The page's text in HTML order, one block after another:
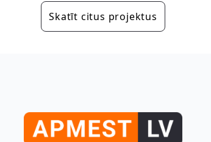
Skatīt citus projektus